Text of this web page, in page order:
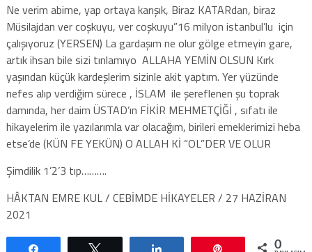
Ne verim abime, yap ortaya karışık, Biraz KATARdan, biraz
Müsilajdan ver coşkuyu, ver coşkuyu”16 milyon istanbul’lu için
çalışıyoruz (YERSEN) La gardaşım ne olur gölge etmeyin gare,
artık ihsan bile sizi tınlamıyo ALLAHA YEMİN OLSUN Kırk
yaşından küçük kardeşlerim sizinle akit yaptım. Yer yüzünde
nefes alıp verdiğim sürece , İSLAM ile şereflenen şu toprak
damında, her daim ÜSTAD’ın FİKİR MEHMETÇİĞİ , sıfatı ile
hikayelerim ile yazılarımla var olacağım, birileri emeklerimizi heba
etse’de (KÜN FE YEKÜN) O ALLAH Kİ “OL”DER VE OLUR
Şimdilik 1’2’3 tıp……….
HÂKTAN EMRE KUL / CEBİMDE HİKAYELER / 27 HAZİRAN
2021
0